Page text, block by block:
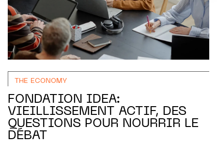
THE ECONOMY
FONDATION IDEA:
VIEILLISSEMENT ACTIF, DES
QUESTIONS POUR NOURRIR LE
DÉBAT